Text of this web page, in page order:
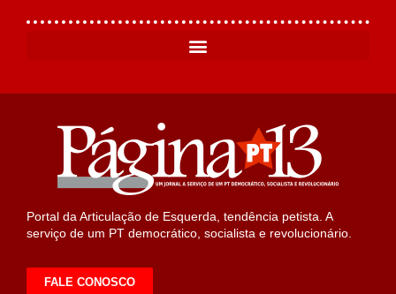
Portal da Articulação de Esquerda, tendência petista. A
serviço de um PT democrático, socialista e revolucionário.
FALE CONOSCO